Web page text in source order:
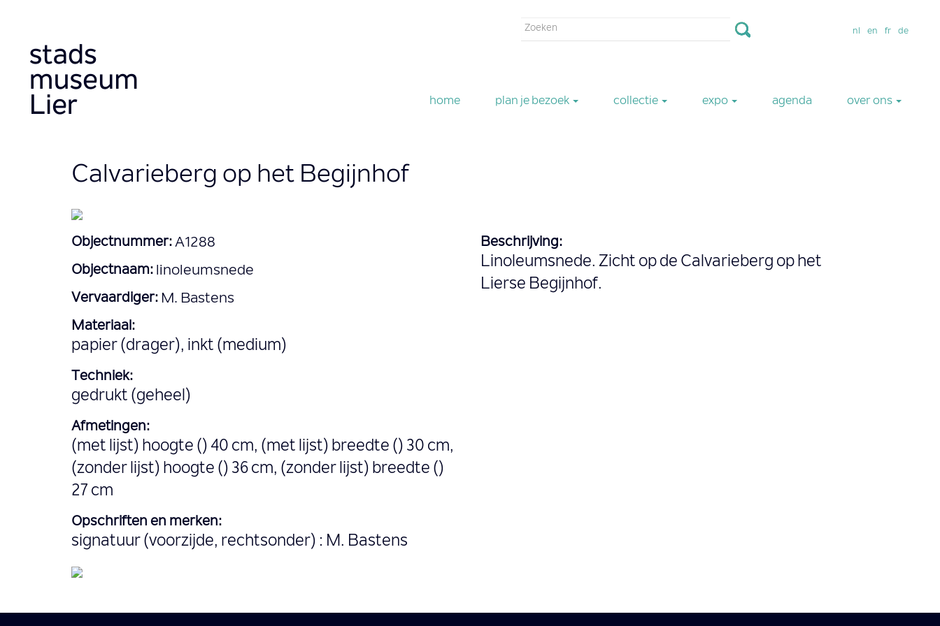
Zoekveld nl en fr de
home plan je bezoek collectie expo agenda over ons
Calvarieberg op het Begijnhof
Objectnummer: A1288
Objectnaam: linoleumsnede
Vervaardiger: M. Bastens
Materiaal:
papier (drager), inkt (medium)
Techniek:
gedrukt (geheel)
Afmetingen:
(met lijst) hoogte () 40 cm, (met lijst) breedte () 30 cm,
(zonder lijst) hoogte () 36 cm, (zonder lijst) breedte ()
27 cm
Opschriften en merken:
signatuur (voorzijde, rechtsonder) : M. Bastens
Beschrijving:
Linoleumsnede. Zicht op de Calvarieberg op het
Lierse Begijnhof.